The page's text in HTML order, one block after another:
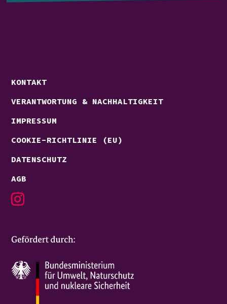
KONTAKT
VERANTWORTUNG & NACHHALTIGKEIT
IMPRESSUM
COOKIE-RICHTLINIE (EU)
DATENSCHUTZ
AGB
